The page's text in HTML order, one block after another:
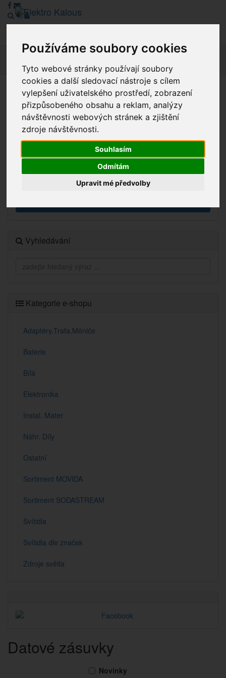
Používáme soubory cookies
Tyto webové stránky používají soubory
cookies a další sledovací nástroje s cílem
vylepšení uživatelského prostředí, zobrazení
přizpůsobeného obsahu a reklam, analýzy
návštěvnosti webových stránek a zjištění
zdroje návštěvnosti.
Souhlasím
Odmítám
Upravit mé předvolby
Vážení zákazníci, v tuto chvíli je Náš internetový obchod v
režimu Katalogu. Objednávky on-line nyní nelze vyřídit.
Děkujeme za pochopení.
Výprodej
Vyhledávání
Kategorie e-shopu
Adaptéry,Trafa,Měniče
Baterie
Bílá
Elektronika
Instal. Mater
Náhr. Díly
Ostatní
Sortiment MOVIDA
Sortiment SODASTREAM
Svítidla
Svítidla dle značek
Zdroje světla
Datové zásuvky
Novinky